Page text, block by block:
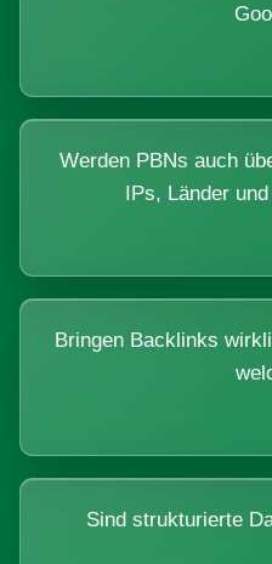
Werden PBNs auch
IPs, Länder
Bringen Backlinks
Sind strukturierte